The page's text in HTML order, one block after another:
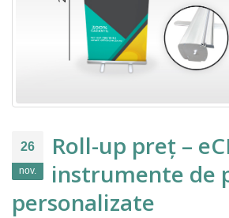
26
nov.
Roll-up preț –
instrumente de
personalizate